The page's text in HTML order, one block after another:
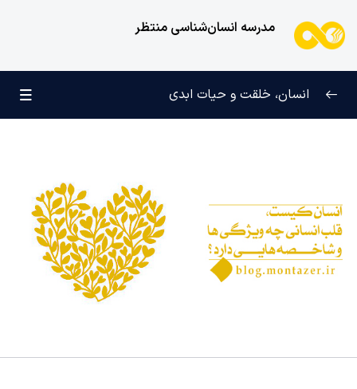
مدرسه انسان‌شناسی منتظر
چرا آفریده شده‌ایم؟ 0/4
راز شادی و آرامش پایدار 0/13
بلوغ کودک عزیز روان 0/8
انسان، خلقت و حیات ابدی